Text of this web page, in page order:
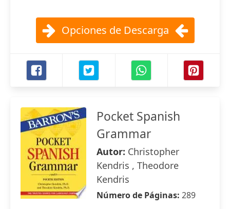
Opciones de Descarga
Pocket Spanish
Grammar
Autor: Christopher
Kendris , Theodore
Kendris
Número de Páginas: 289